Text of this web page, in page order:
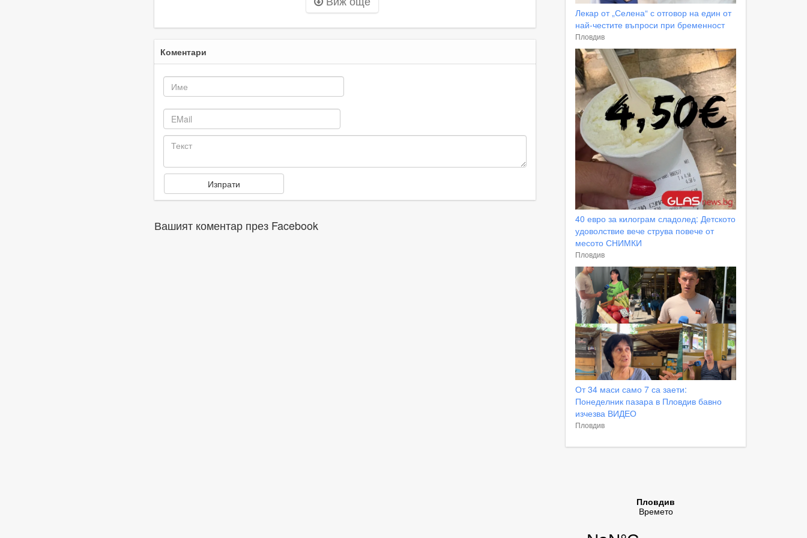
Коментари
Вашият коментар през Facebook
Лекар от „Селена“ с отговор на един от
най-честите въпроси при бременност
Пловдив
40 евро за килограм сладолед: Детското
удоволствие вече струва повече от
месото СНИМКИ
Пловдив
От 34 маси само 7 са заети:
Понеделник пазара в Пловдив бавно
изчезва ВИДЕО
Пловдив